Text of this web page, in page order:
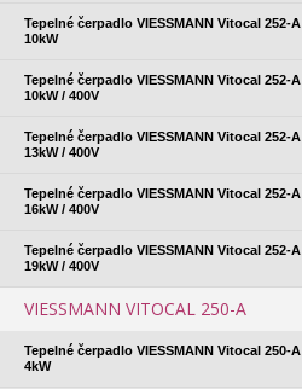
Tepelné čerpadlo VIESSMANN Vitocal 252-A
10kW
Tepelné čerpadlo VIESSMANN Vitocal 252-A
10kW / 400V
Tepelné čerpadlo VIESSMANN Vitocal 252-A
13kW / 400V
Tepelné čerpadlo VIESSMANN Vitocal 252-A
16kW / 400V
Tepelné čerpadlo VIESSMANN Vitocal 252-A
19kW / 400V
VIESSMANN VITOCAL 250-A
Tepelné čerpadlo VIESSMANN Vitocal 250-A
4kW